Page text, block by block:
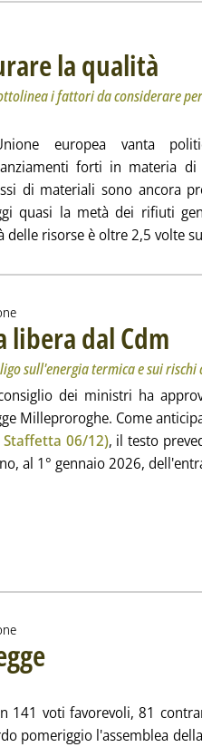
la qualità
i fattori da considerare
europea vanta
forti in materia
di materiali sono ancora
quasi la metà dei rifiuti
risorse è oltre 2,5 volte
dal Cdm
sull'energia termica e sui
dei ministri ha
Milleproroghe. Come
Staffetta 06/12), il testo
al 1° gennaio 2026,
141 voti favorevoli, 81
pomeriggio l'assemblea